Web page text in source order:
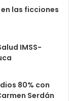
las ficciones
IMSS-
80% con
Serdán